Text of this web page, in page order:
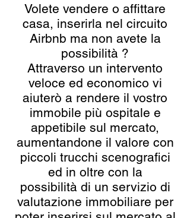
Volete vendere o affittare
casa, inserirla nel circuito
Airbnb ma non avete la
possibilità ?
Attraverso un intervento
veloce ed economico vi
aiuterò a rendere il vostro
immobile più ospitale e
appetibile sul mercato,
aumentandone il valore con
piccoli trucchi scenografici
ed in oltre con la
possibilità di un servizio di
valutazione immobiliare per